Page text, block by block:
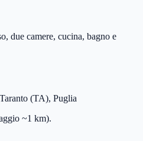
due camere, cucina, bagno e
(TA), Puglia
~1 km).